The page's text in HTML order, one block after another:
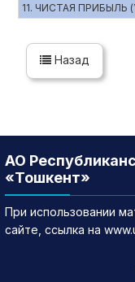
11. ЧИСТАЯ ПРИБЫЛЬ
Назад
АО
«Тошкент»
При использовании
сайте, ссылка на